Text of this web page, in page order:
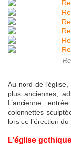
Au nord de
plus anciennes,
L’ancienne
colonnettes
lors de l’érection
L’église